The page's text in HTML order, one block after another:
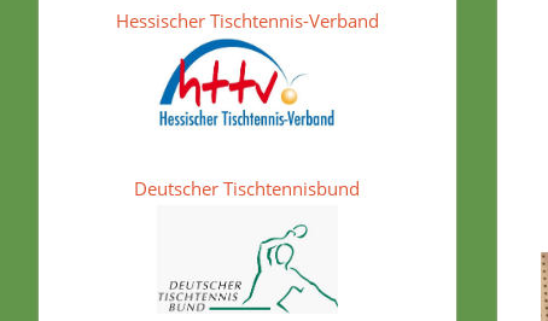
Hessischer Tischtennis-Verband
Deutscher Tischtennisbund